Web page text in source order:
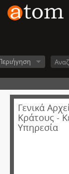
Γενικά
Κράτους -
Υπηρεσία